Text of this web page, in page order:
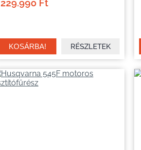
229.990 Ft
RÉSZLETEK